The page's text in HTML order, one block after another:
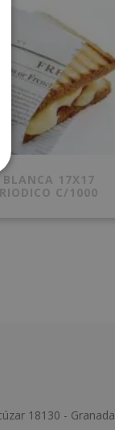
17X17
C/1000
18130 - Granada